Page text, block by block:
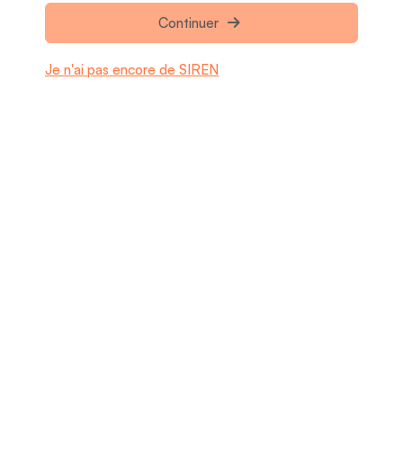
Continuer
Je n'ai pas encore de SIREN